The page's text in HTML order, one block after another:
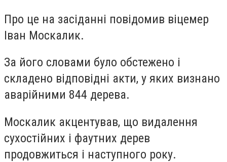
Про це на засіданні повідомив віцемер
Іван Москалик.
За його словами було обстежено і
складено відповідні акти, у яких визнано
аварійними 844 дерева.
Москалик акцентував, що видалення
сухостійних і фаутних дерев
продовжиться і наступного року.